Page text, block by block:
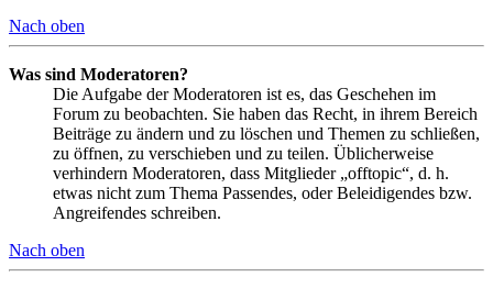
Nach oben
Was sind Moderatoren?
Die Aufgabe der Moderatoren ist es, das Geschehen im
Forum zu beobachten. Sie haben das Recht, in ihrem Bereich
Beiträge zu ändern und zu löschen und Themen zu schließen,
zu öffnen, zu verschieben und zu teilen. Üblicherweise
verhindern Moderatoren, dass Mitglieder „offtopic“, d. h.
etwas nicht zum Thema Passendes, oder Beleidigendes bzw.
Angreifendes schreiben.
Nach oben